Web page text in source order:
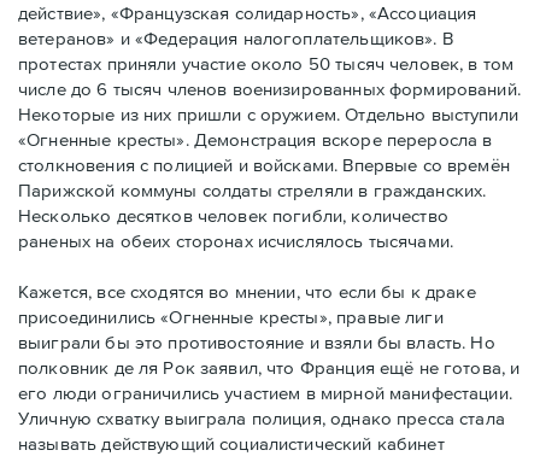
действие», «Французская солидарность», «Ассоциация
ветеранов» и «Федерация налогоплательщиков». В
протестах приняли участие около 50 тысяч человек, в том
числе до 6 тысяч членов военизированных формирований.
Некоторые из них пришли с оружием. Отдельно выступили
«Огненные кресты». Демонстрация вскоре переросла в
столкновения с полицией и войсками. Впервые со времён
Парижской коммуны солдаты стреляли в гражданских.
Несколько десятков человек погибли, количество
раненых на обеих сторонах исчислялось тысячами.
Кажется, все сходятся во мнении, что если бы к драке
присоединились «Огненные кресты», правые лиги
выиграли бы это противостояние и взяли бы власть. Но
полковник де ля Рок заявил, что Франция ещё не готова, и
его люди ограничились участием в мирной манифестации.
Уличную схватку выиграла полиция, однако пресса стала
называть действующий социалистический кабинет